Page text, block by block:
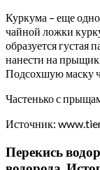
Куркума – еще
чайной ложки
образуется густая
нанести на прыщик
Подсохшую маску
Частенько с
Источник:
Перекись